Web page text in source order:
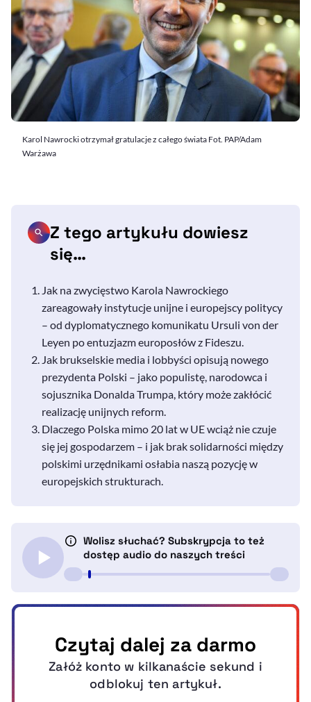
Karol Nawrocki otrzymał gratulacje z całego świata Fot. PAP/Adam
Warżawa
Z tego artykułu dowiesz
się…
Jak na zwycięstwo Karola Nawrockiego
zareagowały instytucje unijne i europejscy politycy
– od dyplomatycznego komunikatu Ursuli von der
Leyen po entuzjazm europosłów z Fideszu.
Jak brukselskie media i lobbyści opisują nowego
prezydenta Polski – jako populistę, narodowca i
sojusznika Donalda Trumpa, który może zakłócić
realizację unijnych reform.
Dlaczego Polska mimo 20 lat w UE wciąż nie czuje
się jej gospodarzem – i jak brak solidarności między
polskimi urzędnikami osłabia naszą pozycję w
europejskich strukturach.